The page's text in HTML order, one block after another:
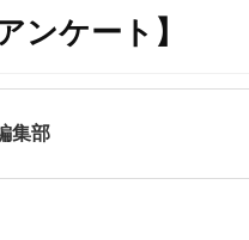
ンケート】
集部